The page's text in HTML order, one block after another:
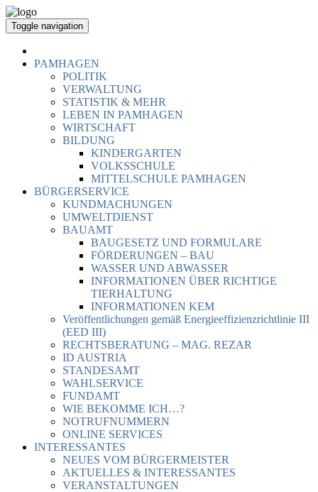
Toggle navigation
PAMHAGEN
POLITIK
VERWALTUNG
STATISTIK & MEHR
LEBEN IN PAMHAGEN
WIRTSCHAFT
BILDUNG
KINDERGARTEN
VOLKSSCHULE
MITTELSCHULE PAMHAGEN
BÜRGERSERVICE
KUNDMACHUNGEN
UMWELTDIENST
BAUAMT
BAUGESETZ UND FORMULARE
FÖRDERUNGEN – BAU
WASSER UND ABWASSER
INFORMATIONEN ÜBER RICHTIGE
TIERHALTUNG
INFORMATIONEN KEM
Veröffentlichungen gemäß Energieeffizienzrichtlinie III
(EED III)
RECHTSBERATUNG – MAG. REZAR
ID AUSTRIA
STANDESAMT
WAHLSERVICE
FUNDAMT
WIE BEKOMME ICH…?
NOTRUFNUMMERN
ONLINE SERVICES
INTERESSANTES
NEUES VOM BÜRGERMEISTER
AKTUELLES & INTERESSANTES
VERANSTALTUNGEN